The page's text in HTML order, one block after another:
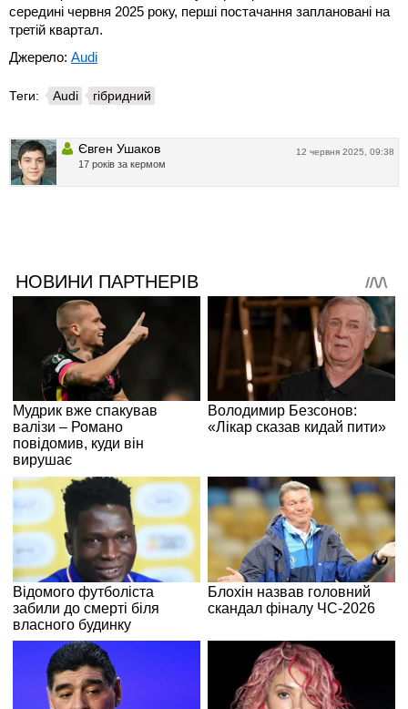
середині червня 2025 року, перші постачання заплановані на
третій квартал.
Джерело: Audi
Теги: Audi гібридний
12 червня 2025, 09:38
Євген Ушаков
17 років за кермом